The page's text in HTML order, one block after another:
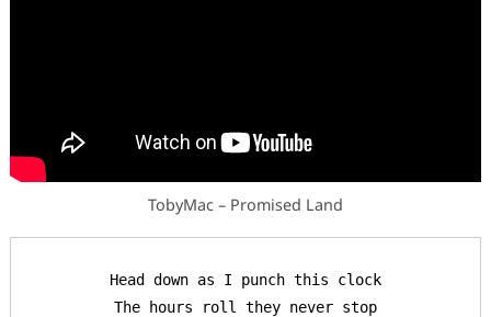
TobyMac – Promised Land
Head down as I punch this clock
The hours roll they never stop